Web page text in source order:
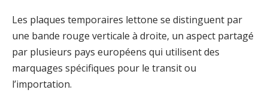
Les plaques temporaires lettone se distinguent par
une bande rouge verticale à droite, un aspect partagé
par plusieurs pays européens qui utilisent des
marquages spécifiques pour le transit ou
l’importation.